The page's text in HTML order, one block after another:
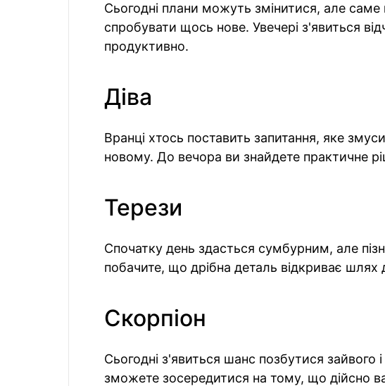
Сьогодні плани можуть змінитися, але
спробувати щось нове. Увечері з'явиться
продуктивно.
Діва
Вранці хтось поставить запитання, яке
новому. До вечора ви знайдете практичне
Терези
Спочатку день здасться сумбурним, але
побачите, що дрібна деталь відкриває шлях
Скорпіон
Сьогодні з'явиться шанс позбутися зайвого
зможете зосередитися на тому, що дійсно